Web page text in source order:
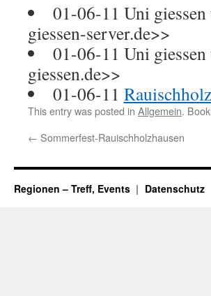
01-06-11 Uni
giessen-server.de>>
01-06-11 Uni
giessen.de>>
01-06-11
This entry was posted in Allgemein.
← Sommerfest-Rauischholzhausen
Regionen – Treff, Events Datenschutz